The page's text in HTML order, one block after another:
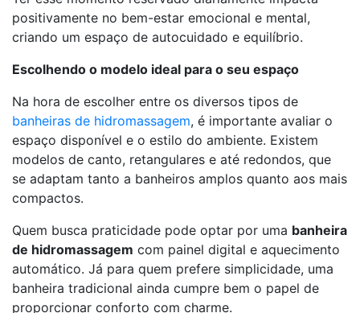
positivamente no bem-estar emocional e mental,
criando um espaço de autocuidado e equilíbrio.
Escolhendo o modelo ideal para o seu espaço
Na hora de escolher entre os diversos tipos de
banheiras de hidromassagem, é importante avaliar o
espaço disponível e o estilo do ambiente. Existem
modelos de canto, retangulares e até redondos, que
se adaptam tanto a banheiros amplos quanto aos mais
compactos.
Quem busca praticidade pode optar por uma banheira
de hidromassagem com painel digital e aquecimento
automático. Já para quem prefere simplicidade, uma
banheira tradicional ainda cumpre bem o papel de
proporcionar conforto com charme.